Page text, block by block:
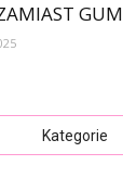
Kategorie